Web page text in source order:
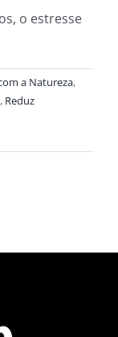
o estresse
a Natureza,
, Reduz